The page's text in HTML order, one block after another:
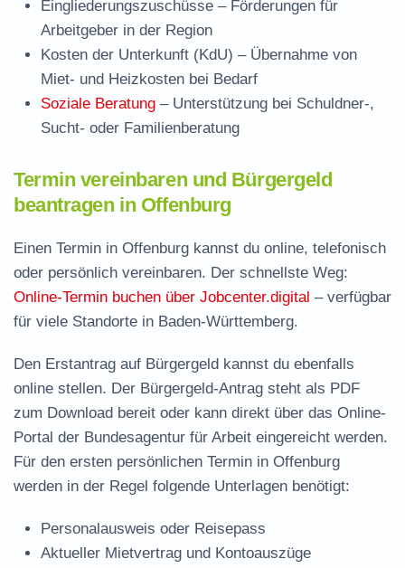
Eingliederungszuschüsse – Förderungen für
Arbeitgeber in der Region
Kosten der Unterkunft (KdU) – Übernahme von
Miet- und Heizkosten bei Bedarf
Soziale Beratung – Unterstützung bei Schuldner-,
Sucht- oder Familienberatung
Termin vereinbaren und Bürgergeld
beantragen in Offenburg
Einen Termin in Offenburg kannst du online, telefonisch
oder persönlich vereinbaren. Der schnellste Weg:
Online-Termin buchen über Jobcenter.digital – verfügbar
für viele Standorte in Baden-Württemberg.
Den Erstantrag auf Bürgergeld kannst du ebenfalls
online stellen. Der Bürgergeld-Antrag steht als PDF
zum Download bereit oder kann direkt über das Online-
Portal der Bundesagentur für Arbeit eingereicht werden.
Für den ersten persönlichen Termin in Offenburg
werden in der Regel folgende Unterlagen benötigt:
Personalausweis oder Reisepass
Aktueller Mietvertrag und Kontoauszüge